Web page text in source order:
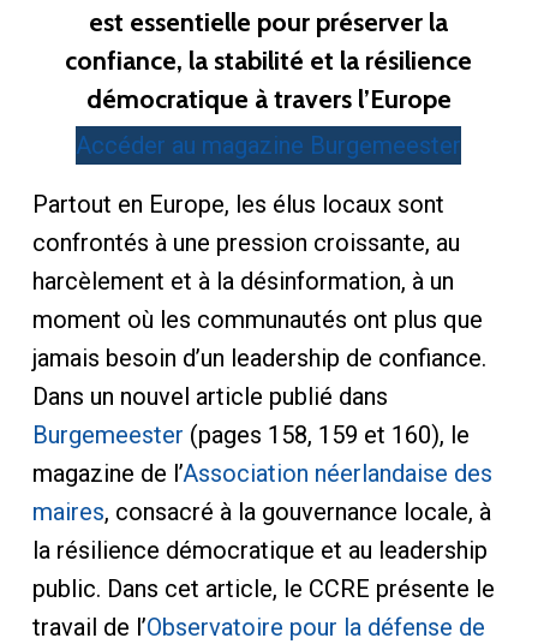
est essentielle pour préserver la
confiance, la stabilité et la résilience
démocratique à travers l’Europe
Accéder au magazine Burgemeester
Partout en Europe, les élus locaux sont
confrontés à une pression croissante, au
harcèlement et à la désinformation, à un
moment où les communautés ont plus que
jamais besoin d’un leadership de confiance.
Dans un nouvel article publié dans
Burgemeester (pages 158, 159 et 160), le
magazine de l’Association néerlandaise des
maires, consacré à la gouvernance locale, à
la résilience démocratique et au leadership
public. Dans cet article, le CCRE présente le
travail de l’Observatoire pour la défense de